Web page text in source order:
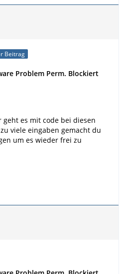
Beitrag
Problem Perm. Blockiert
es mit code bei diesen
viele eingaben gemacht du
um es wieder frei zu